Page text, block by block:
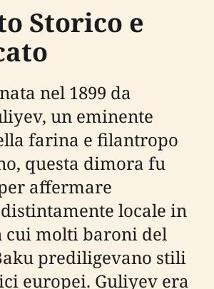
Storico e
nel 1899 da
un eminente
farina e filantropo
questa dimora fu
affermare
locale in
cui molti baroni del
prediligevano stili
europei. Guliyev era